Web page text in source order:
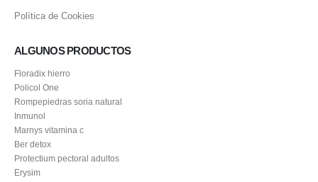
Política de Cookies
ALGUNOS PRODUCTOS
Floradix hierro
Policol One
Rompepiedras soria natural
Inmunol
Marnys vitamina c
Ber detox
Protectium pectoral adultos
Erysim